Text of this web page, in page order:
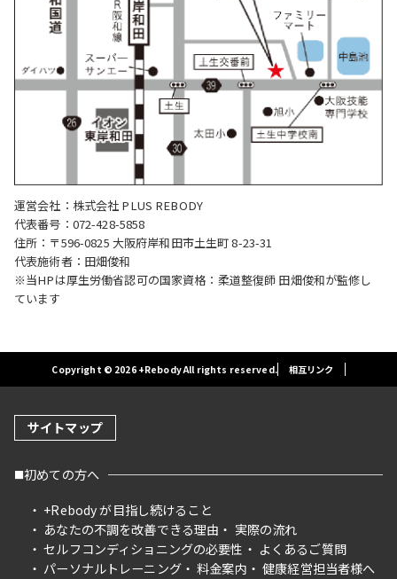
運営会社：株式会社 PLUS REBODY
代表番号：072-428-5858
住所：〒596-0825 大阪府岸和田市土生町 8-23-31
代表施術者：田畑俊和
※当HPは厚生労働省認可の国家資格：柔道整復師 田畑俊和が監修し
ています
Copyright © 2026 +Rebody All rights reserved. 相互リンク
サイトマップ
初めての方へ
+Rebody が目指し続けること
あなたの不調を改善できる理由
実際の流れ
セルフコンディショニングの必要性
よくあるご質問
パーソナルトレーニング
料金案内 健康経営担当者様へ